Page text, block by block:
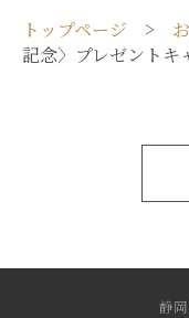
トップページ >
記念〉プレゼントキ
静